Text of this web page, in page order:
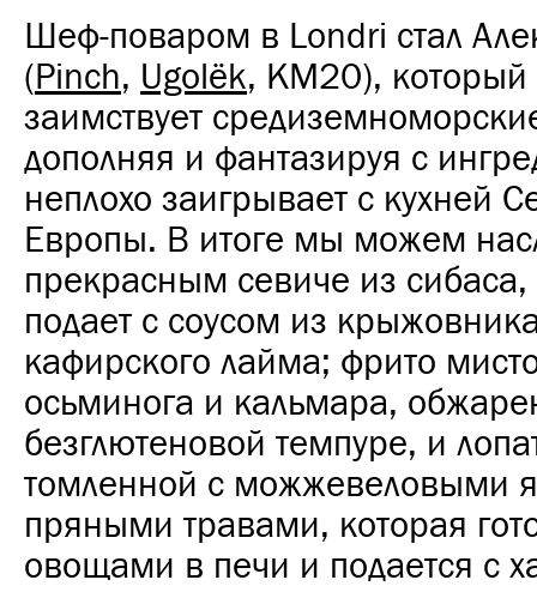
Шеф-поваром в Londri стал
(Pinch, Ugolëk, KM20), который
заимствует
дополняя и фантазируя с
неплохо заигрывает с кухней
Европы. В итоге мы можем
прекрасным севиче из
подает с соусом из
кафирского лайма; фрито
осьминога и кальмара,
безглютеновой темпуре, и
томленной с можжевеловыми
пряными травами, которая
овощами в печи и подается с